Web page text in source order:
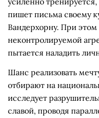
пишет письма своему
Вандерхорну. При этом
неконтролируемой
пытается наладить
Шанс реализовать
отбирают на
исследует
славой, проводя